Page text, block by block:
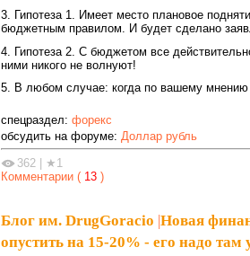
3. Гипотеза 1. Имеет место плановое
бюджетным правилом. И будет сделано
4. Гипотеза 2. С бюджетом все
ними никого не волнуют!
5. В любом случае: когда по вашему мнению
спецраздел: форекс
обсудить на форуме: Доллар рубль
362
★1
Комментарии ( 13 )
Блог им. DrugGoracio |Новая
опустить на 15-20% - его надо там